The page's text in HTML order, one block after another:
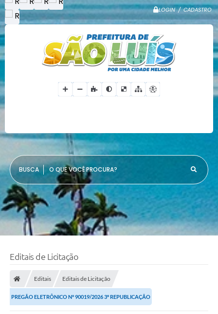
LOGIN / CADASTRO
O QUE VOCÊ PROCURA?
Editais de Licitação
Editais Editais de Licitação
PREGÃO ELETRÔNICO N° 90019/2026 3º REPUBLICAÇÃO